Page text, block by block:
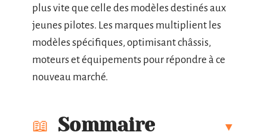
plus vite que celle des modèles destinés aux
jeunes pilotes. Les marques multiplient les
modèles spécifiques, optimisant châssis,
moteurs et équipements pour répondre à ce
nouveau marché.
Sommaire